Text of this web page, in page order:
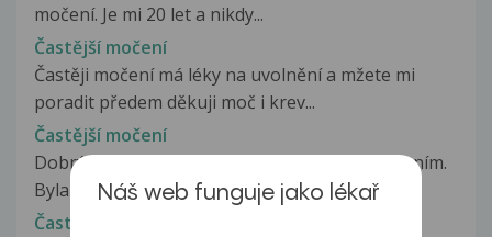
močení. Je mi 20 let a nikdy...
Častější močení
Častěji močení má léky na uvolnění a mžete mi
poradit předem děkuji moč i krev...
Častější močení
Dobrý den. Vážím 117 kg a trpím častým močením.
Byla jsem u obvodního lékaře,...
Častější močení
Náš web funguje jako lékař